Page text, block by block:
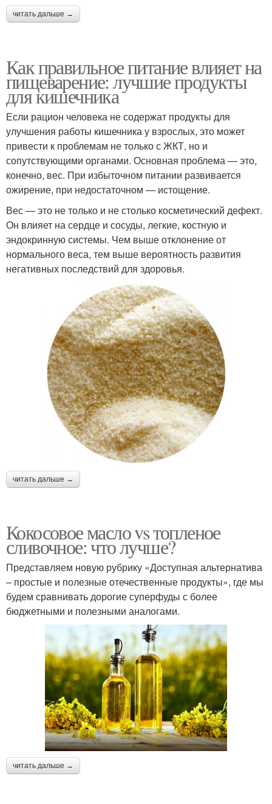
читать дальше →
Как правильное питание влияет на
пищеварение: лучшие продукты
для кишечника
Если рацион человека не содержат продукты для
улучшения работы кишечника у взрослых, это может
привести к проблемам не только с ЖКТ, но и
сопутствующими органами. Основная проблема — это,
конечно, вес. При избыточном питании развивается
ожирение, при недостаточном — истощение.
Вес — это не только и не столько косметический дефект.
Он влияет на сердце и сосуды, легкие, костную и
эндокринную системы. Чем выше отклонение от
нормального веса, тем выше вероятность развития
негативных последствий для здоровья.
читать дальше →
Кокосовое масло vs топленое
сливочное: что лучше?
Представляем новую рубрику «Доступная альтернатива
– простые и полезные отечественные продукты», где мы
будем сравнивать дорогие суперфуды с более
бюджетными и полезными аналогами.
читать дальше →